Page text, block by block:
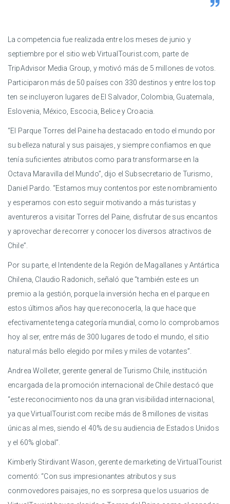
La competencia fue realizada entre los meses de junio y
septiembre por el sitio web VirtualTourist.com, parte de
TripAdvisor Media Group, y motivó más de 5 millones de votos.
Participaron más de 50 países con 330 destinos y entre los top
ten se incluyeron lugares de El Salvador, Colombia, Guatemala,
Eslovenia, México, Escocia, Belice y Croacia.
“El Parque Torres del Paine ha destacado en todo el mundo por
su belleza natural y sus paisajes, y siempre confiamos en que
tenía suficientes atributos como para transformarse en la
Octava Maravilla del Mundo”, dijo el Subsecretario de Turismo,
Daniel Pardo. “Estamos muy contentos por este nombramiento
y esperamos con esto seguir motivando a más turistas y
aventureros a visitar Torres del Paine, disfrutar de sus encantos
y aprovechar de recorrer y conocer los diversos atractivos de
Chile”.
Por su parte, el Intendente de la Región de Magallanes y Antártica
Chilena, Claudio Radonich, señaló que “también este es un
premio a la gestión, porque la inversión hecha en el parque en
estos últimos años hay que reconocerla, la que hace que
efectivamente tenga categoría mundial, como lo comprobamos
hoy al ser, entre más de 300 lugares de todo el mundo, el sitio
natural más bello elegido por miles y miles de votantes”.
Andrea Wolleter, gerente general de Turismo Chile, institución
encargada de la promoción internacional de Chile destacó que
“este reconocimiento nos da una gran visibilidad internacional,
ya que VirtualTourist.com recibe más de 8 millones de visitas
únicas al mes, siendo el 40% de su audiencia de Estados Unidos
y el 60% global”.
Kimberly Stirdivant Wason, gerente de marketing de VirtualTourist
comentó: “Con sus impresionantes atributos y sus
conmovedores paisajes, no es sorpresa que los usuarios de